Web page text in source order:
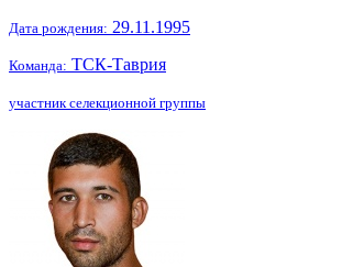
Дата рождения: 29.11.1995
Команда: ТСК-Таврия
участник селекционной группы